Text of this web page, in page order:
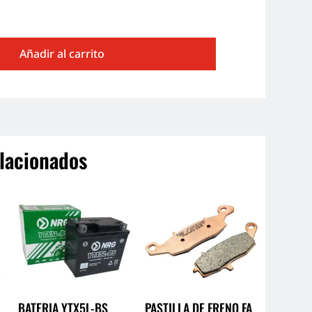
Añadir al carrito
BATERIA YTX5L-BS
PASTILLA DE FRENO FA